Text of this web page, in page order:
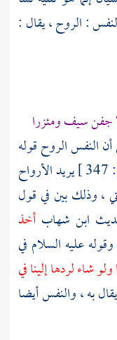
: الروح ، يقال :
جفن سيف ومئزرا
النفس الروح قوله
يريد الأرواح
، وذلك بين في قول
ابن شهاب أخذ
عليه السلام في
شاء لردها إلينا في
به ، والنفس أيضا